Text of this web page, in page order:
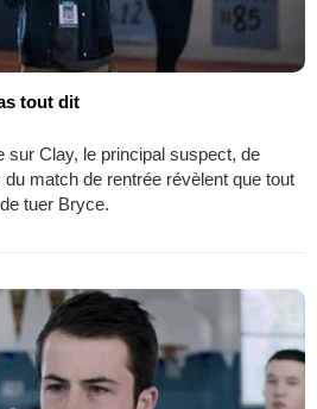
tout dit
sur Clay, le principal suspect, de
match de rentrée révèlent que tout
tuer Bryce.